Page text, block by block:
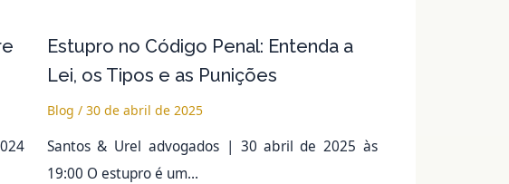
Estupro no Código Penal: Entenda a
Lei, os Tipos e as Punições
Blog / 30 de abril de 2025
Santos & Urel advogados | 30 abril de 2025 às
19:00 O estupro é um…